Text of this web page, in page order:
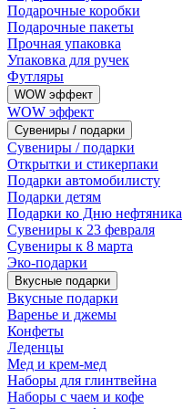
Подарочные коробки
Подарочные пакеты
Прочная упаковка
Упаковка для ручек
Футляры
WOW эффект
WOW эффект
Сувениры / подарки
Сувениры / подарки
Открытки и стикерпаки
Подарки автомобилисту
Подарки детям
Подарки ко Дню нефтяника
Сувениры к 23 февраля
Сувениры к 8 марта
Эко-подарки
Вкусные подарки
Вкусные подарки
Варенье и джемы
Конфеты
Леденцы
Мед и крем-мед
Наборы для глинтвейна
Наборы с чаем и кофе